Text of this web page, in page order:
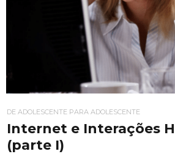
DE ADOLESCENTE PARA ADOLESCENTE
Internet e Interações
(parte I)